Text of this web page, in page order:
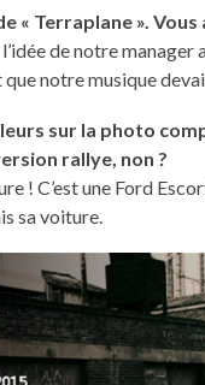
« Terraplane ».
de notre
notre musique
sur la photo
rallye, non ?
! C’est une Ford
sa voiture.